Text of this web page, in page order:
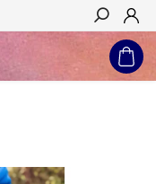
Hledat